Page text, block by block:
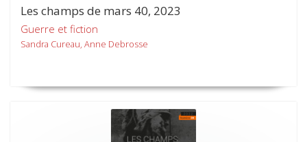
Les champs de mars 40, 2023
Guerre et fiction
Sandra Cureau, Anne Debrosse